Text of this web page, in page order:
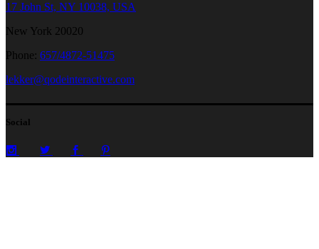
17 John St, NY 10038, USA
New York 20020
Phone: 657/4872-51475
lekker@qodeinteractive.com
Social